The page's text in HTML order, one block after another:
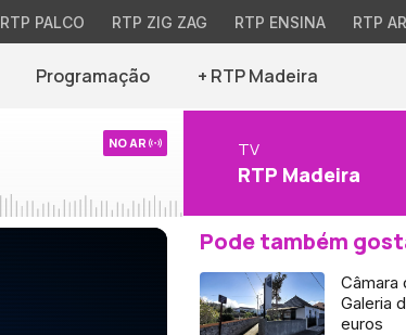
RTP PALCO RTP ZIG ZAG RTP ENSINA RTP
Programação + RTP Madeira
NO AR TV
RTP Madeira
Pode também
Câmara
Galeria
euros